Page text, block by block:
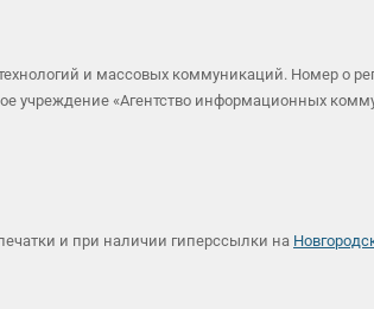
и массовых коммуникаций. Номер о
учреждение «Агентство информационных
и при наличии гиперссылки на